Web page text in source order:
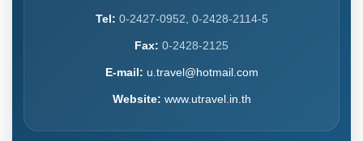
Tel: 0-2427-0952, 0-2428-2114-5
Fax: 0-2428-2125
E-mail: u.travel@hotmail.com
Website: www.utravel.in.th